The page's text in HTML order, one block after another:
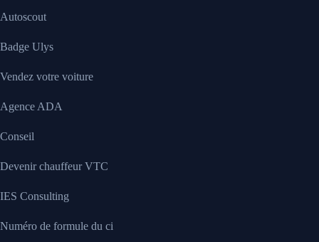
Autoscout
Badge Ulys
Vendez votre voiture
Agence ADA
Conseil
Devenir chauffeur VTC
IES Consulting
Numéro de formule du ci